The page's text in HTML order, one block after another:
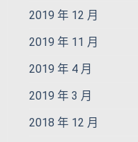
2019 年 12 月
2019 年 11 月
2019 年 4 月
2019 年 3 月
2018 年 12 月